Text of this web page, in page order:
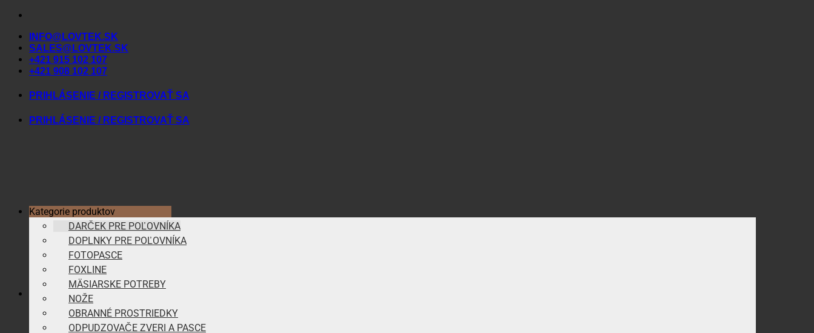
Skip
contentINFO@LOVTEK.SK
SALES@LOVTEK.SK
+421 915 102 107
+421 908 102 107
PRIHLÁSENIE / REGISTROVAŤ SA
PRIHLÁSENIE / REGISTROVAŤ SA
Kategorie produktov
DARČEK PRE POĽOVNÍKA
DOPLNKY PRE POĽOVNÍKA
FOTOPASCE
FOXLINE
MÄSIARSKE POTREBY
NOŽE
OBRANNÉ PROSTRIEDKY
ODPUDZOVAČE ZVERI A PASCE